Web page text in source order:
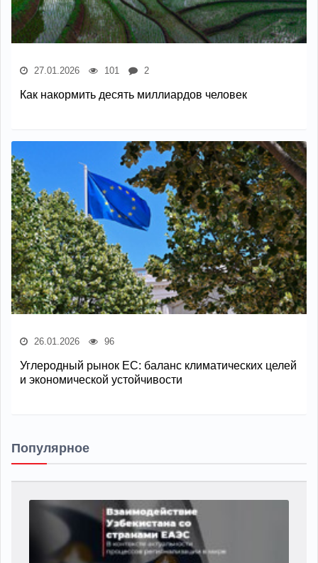
27.01.2026 101 2
Как накормить десять миллиардов человек
26.01.2026 96
Углеродный рынок ЕС: баланс климатических целей
и экономической устойчивости
Популярное